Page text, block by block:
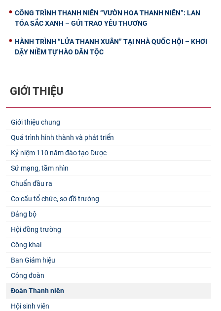
CÔNG TRÌNH THANH NIÊN “VƯỜN HOA THANH NIÊN”: LAN
TỎA SẮC XANH – GỬI TRAO YÊU THƯƠNG
HÀNH TRÌNH “LỬA THANH XUÂN” TẠI NHÀ QUỐC HỘI – KHƠI
DẬY NIỀM TỰ HÀO DÂN TỘC
GIỚI THIỆU
Giới thiệu chung
Quá trình hình thành và phát triển
Kỷ niệm 110 năm đào tạo Dược
Sứ mạng, tầm nhìn
Chuẩn đầu ra
Cơ cấu tổ chức, sơ đồ trường
Đảng bộ
Hội đồng trường
Công khai
Ban Giám hiệu
Công đoàn
Đoàn Thanh niên
Hội sinh viên